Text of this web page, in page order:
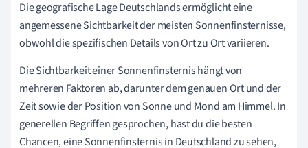
Die geografische Lage Deutschlands ermöglicht eine
angemessene Sichtbarkeit der meisten Sonnenfinsternisse,
obwohl die spezifischen Details von Ort zu Ort variieren.
Die Sichtbarkeit einer Sonnenfinsternis hängt von
mehreren Faktoren ab, darunter dem genauen Ort und der
Zeit sowie der Position von Sonne und Mond am Himmel. In
generellen Begriffen gesprochen, hast du die besten
Chancen, eine Sonnenfinsternis in Deutschland zu sehen,